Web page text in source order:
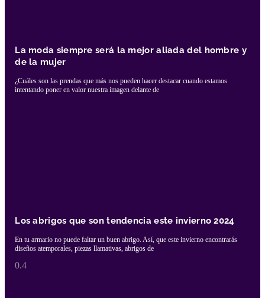
La moda siempre será la mejor aliada del hombre y
de la mujer
¿Cuáles son las prendas que más nos pueden hacer destacar cuando estamos
intentando poner en valor nuestra imagen delante de
Los abrigos que son tendencia este invierno 2024
En tu armario no puede faltar un buen abrigo. Así, que este invierno encontrarás
diseños atemporales, piezas llamativas, abrigos de